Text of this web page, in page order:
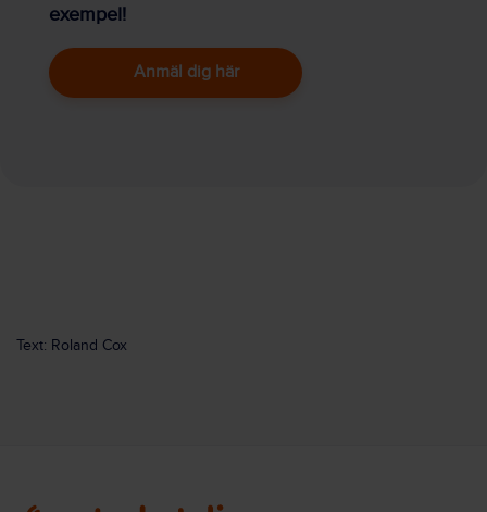
exempel!
Anmäl dig här
Text: Roland Cox